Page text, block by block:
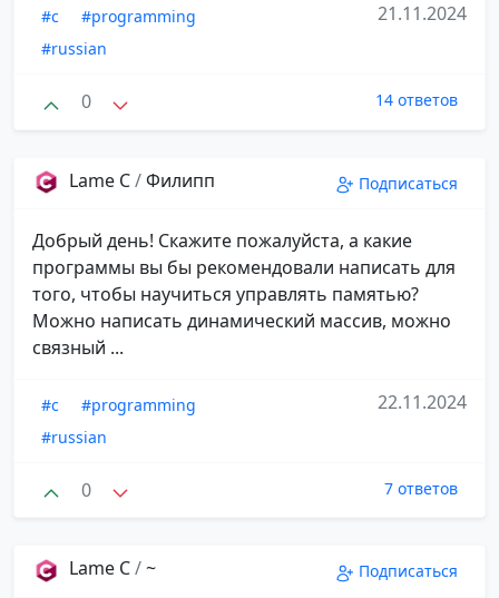
#c
#programming
#russian
21.11.2024
0 14 ответов
Lame C/Филипп Подписаться
Добрый день! Скажите пожалуйста, а какие
программы вы бы рекомендовали написать для
того, чтобы научиться управлять памятью?
Можно написать динамический массив, можно
связный ...
#c
#programming
#russian
22.11.2024
0 7 ответов
Lame C/~ Подписаться